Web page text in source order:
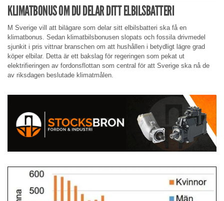
KLIMATBONUS OM DU DELAR DITT ELBILSBATTERI
M Sverige vill att bilägare som delar sitt elbilsbatteri ska få en
klimatbonus. Sedan klimatbilsbonusen slopats och fossila drivmedel
sjunkit i pris vittnar branschen om att hushållen i betydligt lägre grad
köper elbilar. Detta är ett bakslag för regeringen som pekat ut
elektrifieringen av fordonsflottan som central för att Sverige ska nå de
av riksdagen beslutade klimatmålen.